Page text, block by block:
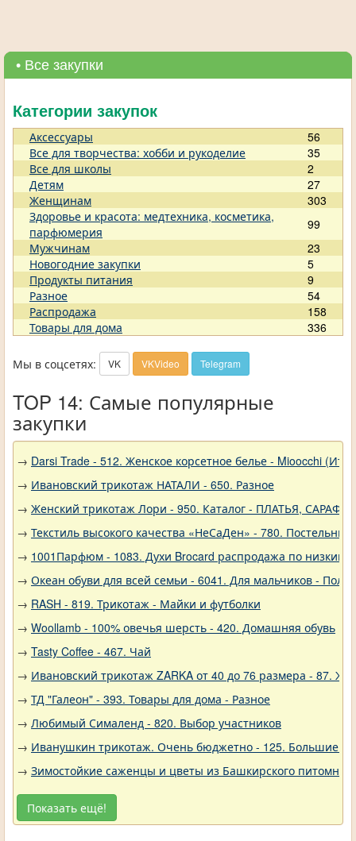
• Все закупки
Категории закупок
Аксессуары
56
Все для творчества: хобби и рукоделие
35
Все для школы
2
Детям
27
Женщинам
303
Здоровье и красота: медтехника, косметика,
парфюмерия
99
Мужчинам
23
Новогодние закупки
5
Продукты питания
9
Разное
54
Распродажа
158
Товары для дома
336
Мы в соцсетях: VK VKVideo Telegram
TOP 14: Самые популярные
закупки
→ Darsi Trade - 512. Женское корсетное белье - Mioocchi
→ Ивановский трикотаж НАТАЛИ - 650. Разное
→ Женский трикотаж Лори - 950. Каталог - ПЛАТЬЯ,
→ Текстиль высокого качества «НеСаДен» - 780.
→ 1001Парфюм - 1083. Духи Brocard распродажа по низким
→ Океан обуви для всей семьи - 6041. Для мальчиков -
→ RASH - 819. Трикотаж - Майки и футболки
→ Woollamb - 100% овечья шерсть - 420. Домашняя обувь
→ Tasty Coffee - 467. Чай
→ Ивановский трикотаж ZARKA от 40 до 76 размера - 87.
→ ТД "Галеон" - 393. Товары для дома - Разное
→ Любимый Сималенд - 820. Выбор участников
→ Иванушкин трикотаж. Очень бюджетно - 125. Большие
→ Зимостойкие саженцы и цветы из Башкирского
Показать ещё!